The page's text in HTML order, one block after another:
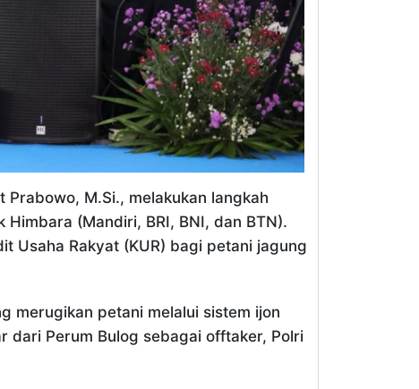
Prabowo, M.Si., melakukan langkah
(Mandiri, BRI, BNI, dan BTN).
Usaha Rakyat (KUR) bagi petani jagung
merugikan petani melalui sistem ijon
dari Perum Bulog sebagai offtaker, Polri